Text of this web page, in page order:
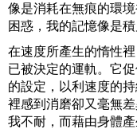
像是消耗在無痕的環
困惑，我的記憶像是
在速度所產生的惰性
已被決定的運軌。它
的設定，以利速度的
裡感到消磨卻又毫無
我不耐，而藉由身體產